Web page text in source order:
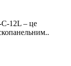
C-12L – це